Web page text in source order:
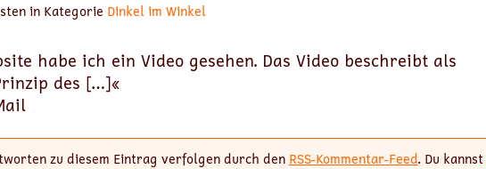
in Kategorie Dinkel im Winkel
habe ich ein Video gesehen. Das Video beschreibt als
des […]«
zu diesem Eintrag verfolgen durch den RSS-Kommentar-Feed. Du kannst